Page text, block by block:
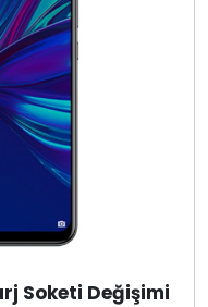
Soketi Değişimi